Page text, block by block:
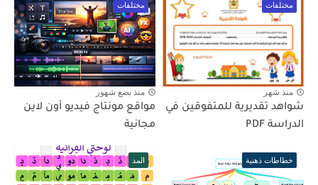
مختلفات
منذ شهر
شواهد تقديرية للمتفوقين في
الدراسة PDF
مختلفات
منذ بضع شهور
مواقع مونتاج فيديو أون لاين
مجانية
خطاطات ذهنية المد